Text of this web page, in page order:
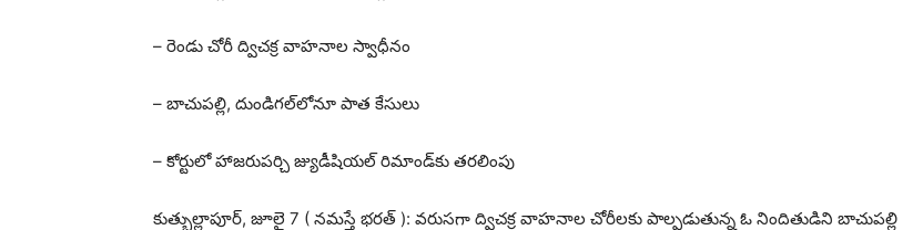
– రెండు చోరీ ద్విచక్ర వాహనాల స్వాధీనం
– బాచుపల్లి, దుండిగల్‌లోనూ పాత కేసులు
– కోర్టులో హాజరుపర్చి జ్యుడీషియల్ రిమాండ్‌కు తరలింపు
కుత్బుల్లాపూర్, జూలై 7 ( నమస్తే భరత్ ): వరుసగా ద్విచక్ర వాహనాల చోరీలకు పాల్పడుతున్న ఓ నిందితుడిని బాచుపల్లి